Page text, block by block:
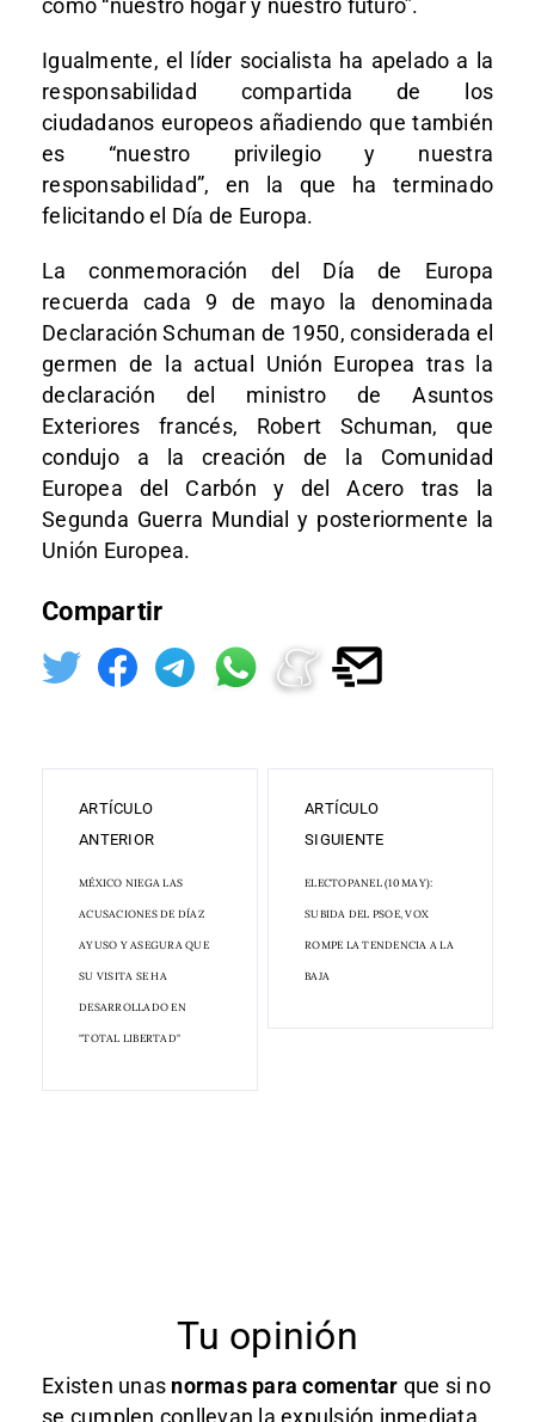
como “nuestro hogar y nuestro futuro”.
Igualmente, el líder socialista ha apelado a la
responsabilidad compartida de los
ciudadanos europeos añadiendo que también
es “nuestro privilegio y nuestra
responsabilidad”, en la que ha terminado
felicitando el Día de Europa.
La conmemoración del Día de Europa
recuerda cada 9 de mayo la denominada
Declaración Schuman de 1950, considerada el
germen de la actual Unión Europea tras la
declaración del ministro de Asuntos
Exteriores francés, Robert Schuman, que
condujo a la creación de la Comunidad
Europea del Carbón y del Acero tras la
Segunda Guerra Mundial y posteriormente la
Unión Europea.
Compartir
ARTÍCULO
ANTERIOR
MÉXICO NIEGA LAS
ACUSACIONES DE DÍAZ
AYUSO Y ASEGURA QUE
SU VISITA SE HA
DESARROLLADO EN
"TOTAL LIBERTAD"
ARTÍCULO
SIGUIENTE
ELECTOPANEL (10 MAY):
SUBIDA DEL PSOE, VOX
ROMPE LA TENDENCIA A LA
BAJA
Tu opinión
Existen unas normas para comentar que si no
se cumplen conllevan la expulsión inmediata